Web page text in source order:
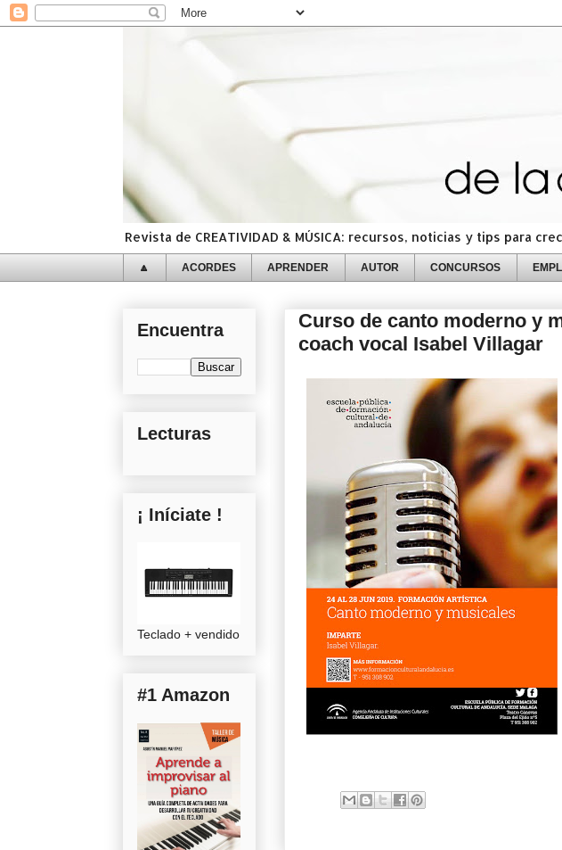
Revista de CREATIVIDAD & MÚSICA: recursos, noticias y tips para
🔼 ACORDES APRENDER AUTOR CONCURSOS
Curso de canto moderno y
coach vocal Isabel Villagar
Encuentra
Lecturas
¡ Iníciate !
Teclado + vendido
#1 Amazon